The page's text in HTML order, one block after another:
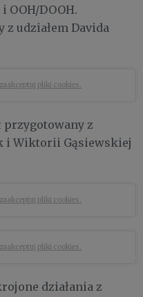
OOH/DOOH.
udziałem Davida
zaakceptuj pliki cookies.
przygotowany z
i Wiktorii Gąsiewskiej
zaakceptuj pliki cookies.
zaakceptuj pliki cookies.
działania z